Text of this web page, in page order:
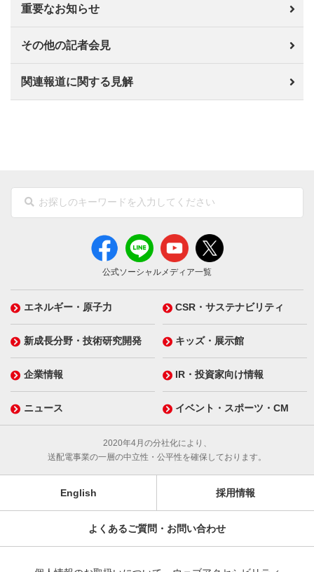
重要なお知らせ
その他の記者会見
関連報道に関する見解
公式ソーシャルメディア一覧
エネルギー・原子力 CSR・サステナビリティ
新成長分野・技術研究開発 キッズ・展示館
企業情報 IR・投資家向け情報
ニュース イベント・スポーツ・CM
2020年4月の分社化により、
送配電事業の一層の中立性・公平性を確保しております。
English 採用情報
よくあるご質問・お問い合わせ